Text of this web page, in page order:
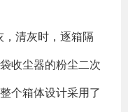
清灰时，逐箱隔
收尘器的粉尘二次
个箱体设计采用了